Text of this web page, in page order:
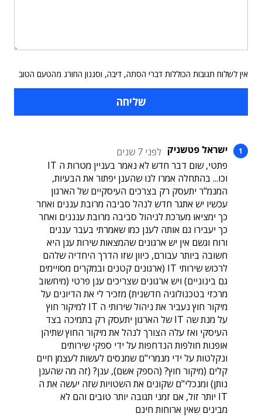
אין לשלוח תגובות הכוללות דברי הסתה, דיבה, וסגנון החורג מהטעם הטוב
ישראל פטשניק לפני 7 שנים
פתטי, שום דבר חדש לא נאמר בעניין מטרות ה IT
וכו... בהתחלה אמרו לנו שהענן יפתור את הבעיות,
המנמ"ר יתעסק רק בצרכים העיסקיים של הארגון
עכשיו יש אתגר חדש לנהל סביבה מרובת עננים ואחר
כך ימציאו מערכת לניהול סביבה מרובת ענננים ואחר
כך יעבירו גם אותה לענן כמו שאמרתי בעבר עננים
ורוח וגשם אין יש ארגונים שהמצאות שירות ענן היא
חשובה ביותר עבורם, כיוון שזו הדרך היחדיה שלהם
לרכוש שירותי IT (ארגונים קטנים ובמקרים מסויימים
גם בינוניים) ויש ארגונים שצריכים ענן פרטי (מיחשוב
מרכזי בטכנולוגיה חדשנית) מזכיר לי את הדיונים על
מיקור חוץ נעביר את ניהול שירותי ה IT למיקור חוץ
על מנת שה IT של הארגון יתעסק רק בתמיכה בצד
העיסקי ואז עלה הצורך לנהל את מיקור החוץ שתיהן
אופנות חולפות הנדחפות על ידי ספקי שירותים
ונקלטות על ידי מנמרי"ם שמנסים לעשות לעצמן חיים
קלים (מיקור חוץ? (הספק אשם), ענן? (זה מה שהענן
נותן) ומנכלי"ם שקונים את השטויות שזה יעשה את ה
IT יותר זול, אם זמני תגובה יותר טובים והם לא
מבינים שאין ארוחות חינם